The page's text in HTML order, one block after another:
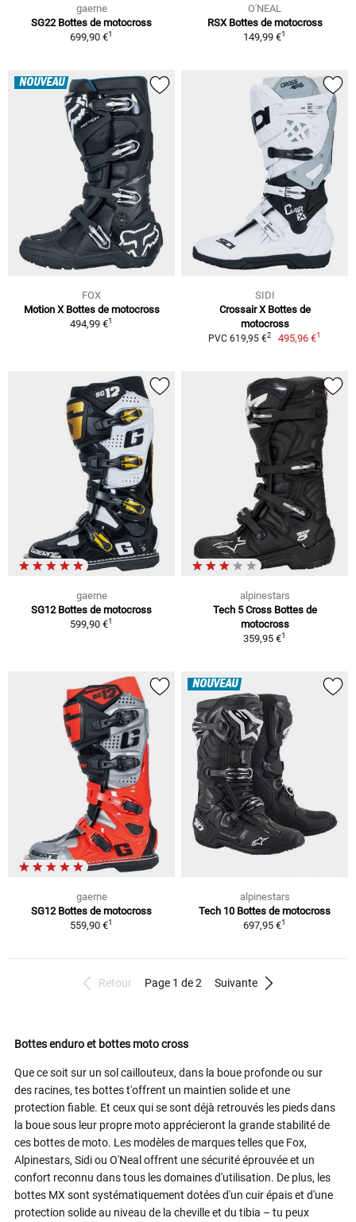
gaerne
SG22 Bottes de motocross
699,90 €1
O'NEAL
RSX Bottes de motocross
149,99 €1
NOUVEAU
FOX
Motion X Bottes de motocross
494,99 €1
SIDI
Crossair X Bottes de
motocross
PVC 619,95 €2 495,96 €1
gaerne
SG12 Bottes de motocross
599,90 €1
alpinestars
Tech 5 Cross Bottes de
motocross
359,95 €1
gaerne
SG12 Bottes de motocross
559,90 €1
NOUVEAU
alpinestars
Tech 10 Bottes de motocross
697,95 €1
Retour Page 1 de 2 Suivante
Bottes enduro et bottes moto cross
Que ce soit sur un sol caillouteux, dans la boue profonde ou sur
des racines, tes bottes t'offrent un maintien solide et une
protection fiable. Et ceux qui se sont déjà retrouvés les pieds dans
la boue sous leur propre moto apprécieront la grande stabilité de
ces bottes de moto. Les modèles de marques telles que Fox,
Alpinestars, Sidi ou O'Neal offrent une sécurité éprouvée et un
confort reconnu dans tous les domaines d'utilisation. De plus, les
bottes MX sont systématiquement dotées d'un cuir épais et d'une
protection solide au niveau de la cheville et du tibia – tu peux